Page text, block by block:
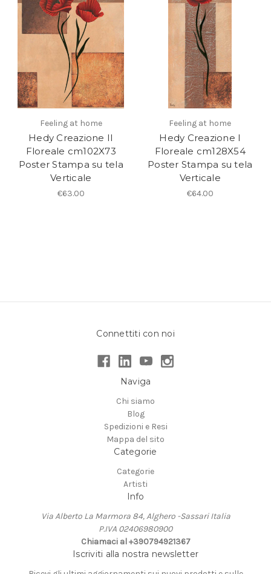
Feeling at home
Hedy Creazione II
Floreale cm102X73
Poster Stampa su tela
Verticale
€63.00
Feeling at home
Hedy Creazione I
Floreale cm128X54
Poster Stampa su tela
Verticale
€64.00
Connettiti con noi
Naviga
Chi siamo
Blog
Spedizioni e Resi
Mappa del sito
Categorie
Categorie
Artisti
Info
Via Alberto La Marmora 84, Alghero -Sassari Italia
P.IVA 02406980900
Chiamaci al +390794921367
Iscriviti alla nostra newsletter